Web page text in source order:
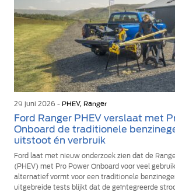
29 juni 2026 - PHEV, Ranger
Ford Ranger PHEV verslaat met
Onboard de traditionele
uitstoot én verbruik
Ford laat met nieuw onderzoek zien dat de
(PHEV) met Pro Power Onboard voor veel
alternatief vormt voor een traditionele
uitgebreide tests blijkt dat de geïntegreerde